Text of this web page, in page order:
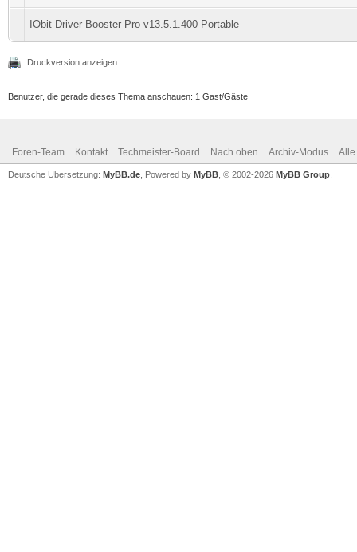
IObit Driver Booster Pro v13.5.1.400 Portable
Druckversion anzeigen
Benutzer, die gerade dieses Thema anschauen: 1 Gast/Gäste
Foren-Team Kontakt Techmeister-Board Nach oben Archiv-Modus Alle
Deutsche Übersetzung: MyBB.de , Powered by MyBB , © 2002-2026 MyBB Group